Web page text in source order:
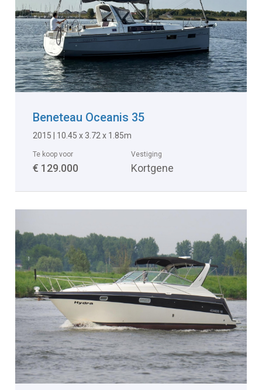
Beneteau Oceanis 35
2015 | 10.45 x 3.72 x 1.85m
Te koop voor
€ 129.000
Vestiging
Kortgene